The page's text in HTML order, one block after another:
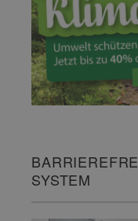
SYSTEM